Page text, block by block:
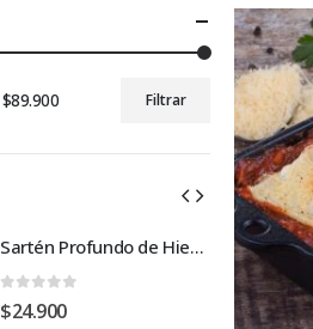
Filtrar
$89.900
Sartén Profundo de Hierro Fundido 1.89L
0 out of 5
$24.900